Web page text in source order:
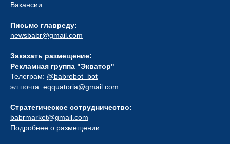
Вакансии
Письмо главреду:
newsbabr@gmail.com
Заказать размещение:
Рекламная группа "Экватор"
Телеграм: @babrobot_bot
эл.почта: eqquatoria@gmail.com
Стратегическое сотрудничество:
babrmarket@gmail.com
Подробнее о размещении